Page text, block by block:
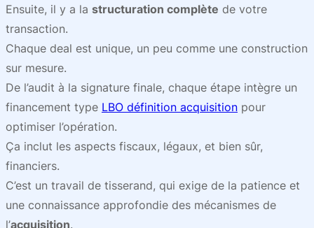
Ensuite, il y a la structuration complète de votre
transaction.
Chaque deal est unique, un peu comme une construction
sur mesure.
De l’audit à la signature finale, chaque étape intègre un
financement type LBO définition acquisition pour
optimiser l’opération.
Ça inclut les aspects fiscaux, légaux, et bien sûr,
financiers.
C’est un travail de tisserand, qui exige de la patience et
une connaissance approfondie des mécanismes de
l’acquisition.